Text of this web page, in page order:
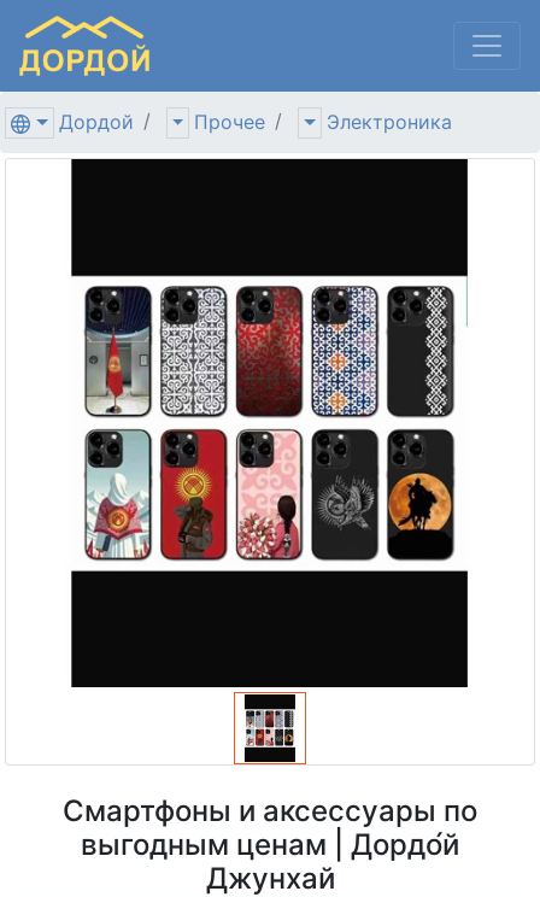
Дордой Прочее Электроника
Смартфоны и аксессуары по
выгодным ценам | Дордо́й
Джунхай